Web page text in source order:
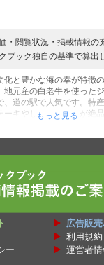
・閲覧状況・掲載情報の
ブック独自の基準で算出
化と豊かな海の幸が特徴
地元産の白老牛を使った
、道の駅で人気です。特
ーキやしゃぶしゃぶが絶
立アイヌ民族博物館）が
です。登別温泉に近く、
毎年夏の「白老牛肉まつ
め、イベントは家族連れ
す。アイヌ文化と美食、
す。そんな白老町で楽
ブスナック・カラオケ
などの飲み屋さんの情
や白老町のオススメ人
もっと見る
広告販
利用規約
ー
運営者情